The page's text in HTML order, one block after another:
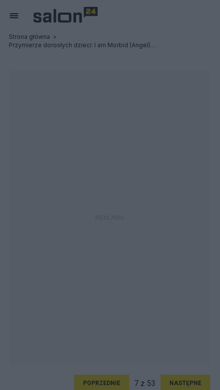
Strona główna
Przymierze dorosłych dzieci: I am Morbid (Angel) / CETI - Relacja
POPRZEDNIE 7 z 53 NASTĘPNE